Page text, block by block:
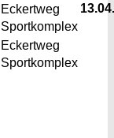
Eckertweg
Sportkomplex
Eckertweg
Sportkomplex